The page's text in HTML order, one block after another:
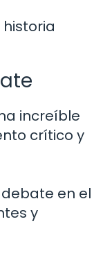
increíble
crítico y
en el
y